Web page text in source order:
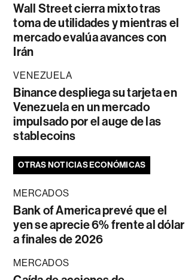
Wall Street cierra mixto tras
toma de utilidades y mientras el
mercado evalúa avances con
Irán
VENEZUELA
Binance despliega su tarjeta en
Venezuela en un mercado
impulsado por el auge de las
stablecoins
OTRAS NOTICIAS ECONÓMICAS
MERCADOS
Bank of America prevé que el
yen se aprecie 6% frente al dólar
a finales de 2026
MERCADOS